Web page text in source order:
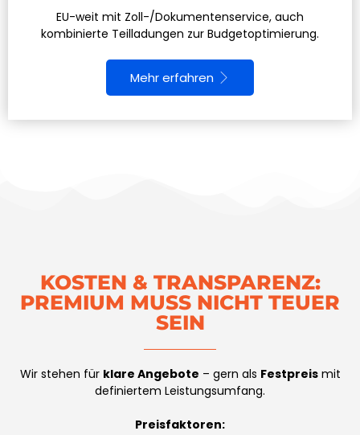
EU-weit mit Zoll-/Dokumentenservice, auch
kombinierte Teilladungen zur Budgetoptimierung.
Mehr erfahren
KOSTEN & TRANSPARENZ:
PREMIUM MUSS NICHT TEUER
SEIN
Wir stehen für klare Angebote – gern als Festpreismit
definiertem Leistungsumfang.
Preisfaktoren: